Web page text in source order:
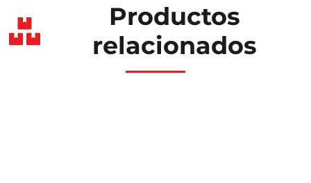
Productos
relacionados